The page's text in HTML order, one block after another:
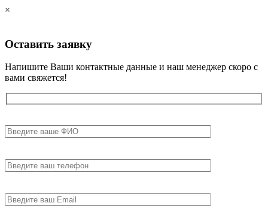
×
Оставить заявку
Напишите Ваши контактные данные и наш менеджер скоро с
вами свяжется!